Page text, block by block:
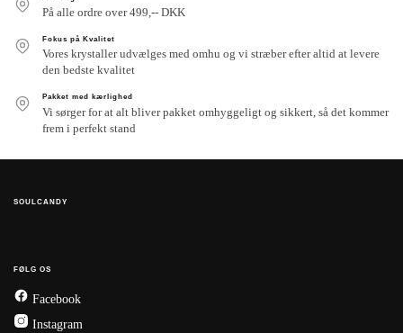
På alle ordre over 499,-- DKK
Fokus på Kvalitet
Vores krystaller udvælges med omhu og vi stræber efter altid at levere
den bedste kvalitet
Pakket med kærlighed
Vi sørger for at alt bliver pakket omhyggeligt og sikkert, så det kommer
frem i perfekt stand
SOULCANDY
FØLG OS
Facebook
Instagram